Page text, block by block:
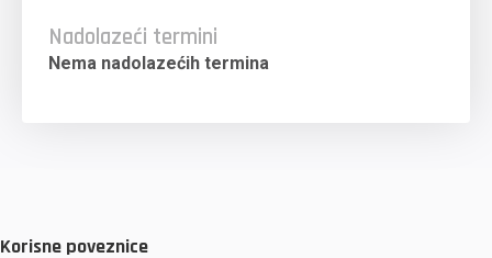
Nadolazeći termini
Nema nadolazećih termina
Korisne poveznice